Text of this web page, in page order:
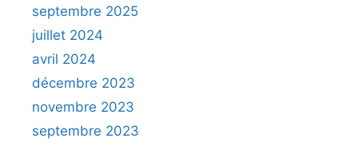
septembre 2025
juillet 2024
avril 2024
décembre 2023
novembre 2023
septembre 2023